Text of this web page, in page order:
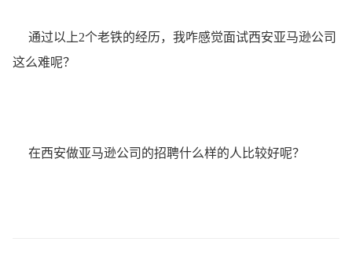
通过以上2个老铁的经历，我咋感觉面试西安亚马逊公司
这么难呢？
在西安做亚马逊公司的招聘什么样的人比较好呢？